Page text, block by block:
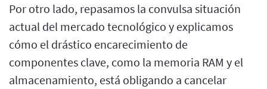
Por otro lado, repasamos la convulsa situación
actual del mercado tecnológico y explicamos
cómo el drástico encarecimiento de
componentes clave, como la memoria RAM y el
almacenamiento, está obligando a cancelar